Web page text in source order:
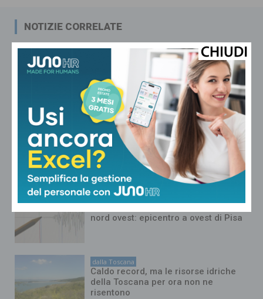
NOTIZIE CORRELATE
Renzi in Versiliana: “Il problema non
sono le primarie. Ma Meloni che
vuole andare al Quirinale con
Vannacci premier e Salvini al
Viminale”
dalla Toscana
Conte a Capalbio: “Le primarie siamo
d’accordo che si fanno. La politica
estera non può rimanere fuori dalle
primarie”
dalla Toscana
nord ovest: epicentro a ovest di Pisa
dalla Toscana
Caldo record, ma le risorse idriche
della Toscana per ora non ne
risentono